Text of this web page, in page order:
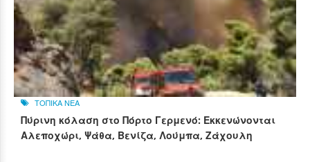
ΤΟΠΙΚΑ ΝΕΑ
Πύρινη κόλαση στο Πόρτο Γερμενό: Εκκενώνονται
Αλεποχώρι, Ψάθα, Βενίζα, Λούμπα, Ζάχουλη